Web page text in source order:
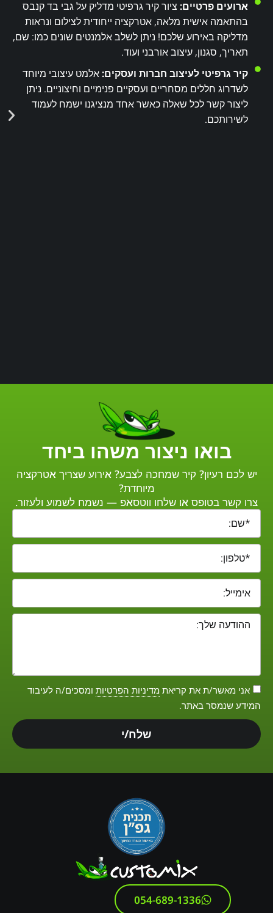
ארועים פרטיים: ציור קיר גרפיטי מדליק על גבי בד קנבס
בהתאמה אישית מלאה, אטרקציה ייחודית לצילום ונראות
מדליקה באירוע שלכם! ניתן לשלב אלמנטים שונים כמו: שם,
תאריך, סגנון, עיצוב אורבני ועוד.
קיר גרפיטי לעיצוב חברות ועסקים:אלמט עיצובי מיוחד
לשדרוג חללים מסחריים ועסקיים פנימיים וחיצוניים. ניתן
ליצור קשר לכל שאלה כאשר אחד מנציגנו ישמח לעמוד
לשירותכם.
בואו ניצור משהו ביחד
יש לכם רעיון? קיר שמחכה לצבע? אירוע שצריך אטרקציה
מיוחדת?
צרו קשר בטופס או שלחו ווטסאפ — נשמח לשמוע ולעזור.
אני מאשר/ת את קריאת מדיניות הפרטיות ומסכים/ה לעיבוד
המידע שנמסר באתר.
שלח/י
054-689-1336